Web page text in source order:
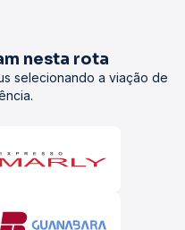
nesta rota
selecionando a viação de